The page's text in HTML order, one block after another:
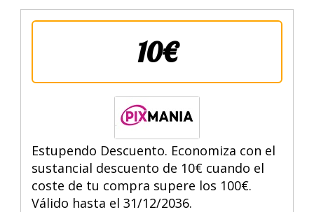
10€
Estupendo Descuento. Economiza con el
sustancial descuento de 10€ cuando el
coste de tu compra supere los 100€.
Válido hasta el 31/12/2036.